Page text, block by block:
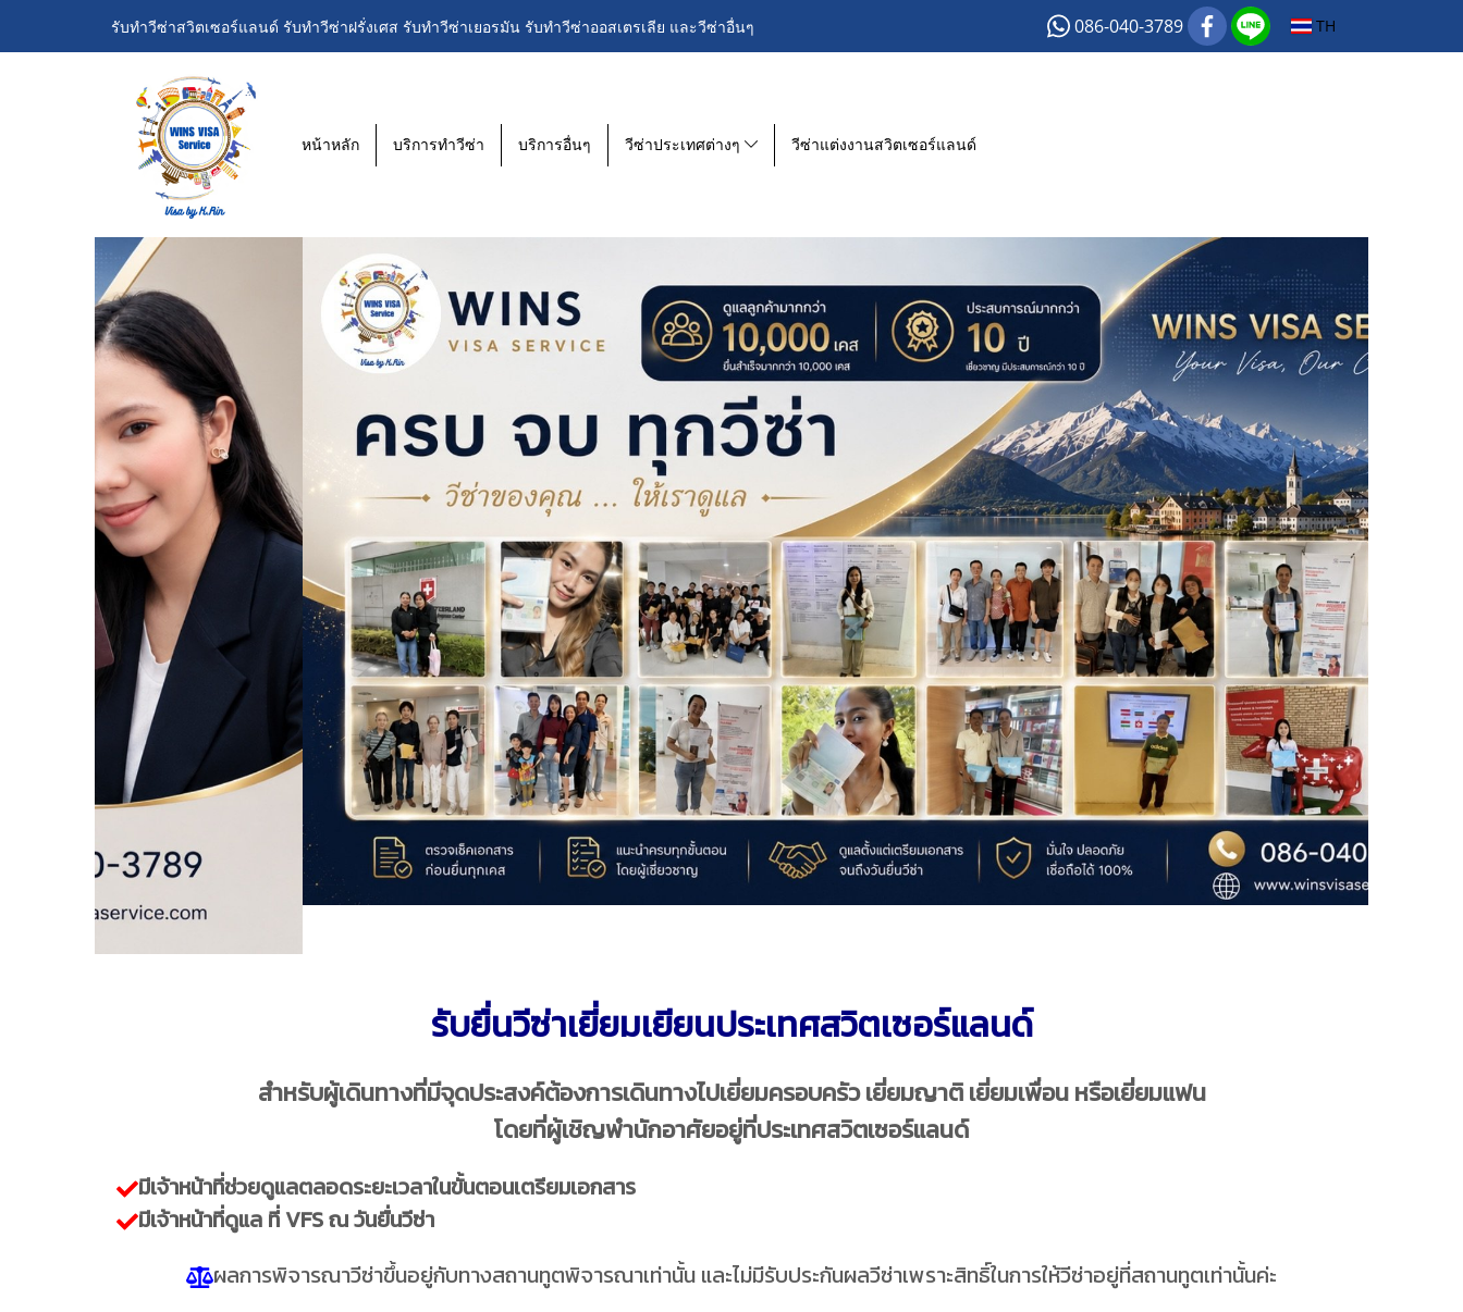
รับทำวีซ่าสวิตเซอร์แลนด์ รับทำวีซ่าฝรั่งเศส รับทำวีซ่าเยอรมัน รับทำวีซ่าออสเตรเลีย และวีซ่าอื่นๆ 086-040-3789 TH
หน้าหลัก บริการทำวีซ่า บริการอื่นๆ วีซ่าประเทศต่างๆ วีซ่าแต่งงานสวิตเซอร์แลนด์
รับยื่นวีซ่าเยี่ยมเยียนประเทศสวิตเซอร์แลนด์
สำหรับผู้เดินทางที่มีจุดประสงค์ต้องการเดินทางไปเยี่ยมครอบครัว เยี่ยมญาติ เยี่ยมเพื่อน หรือเยี่ยมแฟน
โดยที่ผู้เชิญพำนักอาศัยอยู่ที่ประเทศสวิตเซอร์แลนด์
มีเจ้าหน้าที่ช่วยดูแลตลอดระยะเวลาในขั้นตอนเตรียมเอกสาร
มีเจ้าหน้าที่ดูแล ที่ VFS ณ วันยื่นวีซ่า
ผลการพิจารณาวีซ่าขึ้นอยู่กับทางสถานทูตพิจารณาเท่านั้น และไม่มีรับประกันผลวีซ่าเพราะสิทธิ์ในการให้วีซ่าอยู่ที่สถานทูตเท่านั้นค่ะ